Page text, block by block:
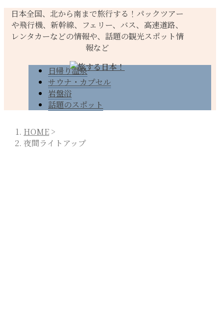
日本全国、北から南まで旅行する！パックツアー
や飛行機、新幹線、フェリー、バス、高速道路、
レンタカーなどの情報や、話題の観光スポット情
報など
日帰り温泉
サウナ・カプセル
岩盤浴
話題のスポット
HOME >
夜間ライトアップ